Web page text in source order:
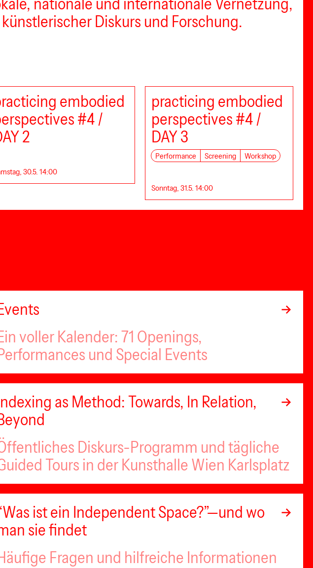
Diskurs und Forschung.
embodied
#4 /
2
30.5. 14:00
practicing embodied
perspectives #4 /
DAY 3
Performance Screening Workshop
Sonntag, 31.5. 14:00
voller Kalender: 71 Openings,
und Special Events
as Method: Towards, In Relation,
Diskurs-Programm und tägliche
Tours in der Kunsthalle Wien Karlsplatz
ist ein Independent Space?”—und wo
sie findet
Fragen und hilfreiche Informationen